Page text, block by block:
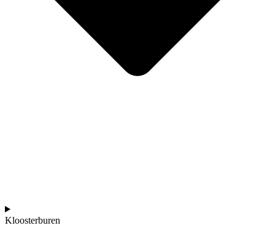
Kloosterburen